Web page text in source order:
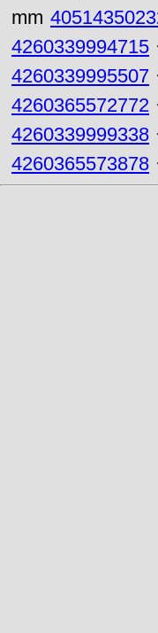
mm
4260339994715
4260339995507
4260365572772
4260339999338
4260365573878